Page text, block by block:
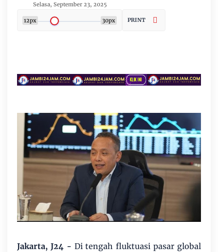
Selasa, September 23, 2025
12px 30px PRINT
Jakarta, J24 - Di tengah fluktuasi pasar global